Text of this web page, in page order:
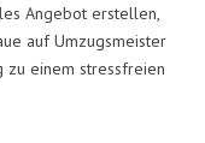
Angebot erstellen,
auf Umzugsmeister
zu einem stressfreien